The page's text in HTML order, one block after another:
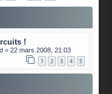
!
«22 mars 2008, 21:03
1 2 3 4 5